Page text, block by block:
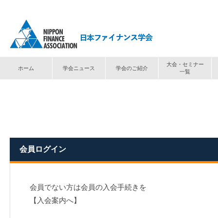
ホーム 学会ニュース 学会のご紹介
大会・セミナー
一覧
会員ログイン
会員でない方は会員の入会手続きを
【入会案内へ】